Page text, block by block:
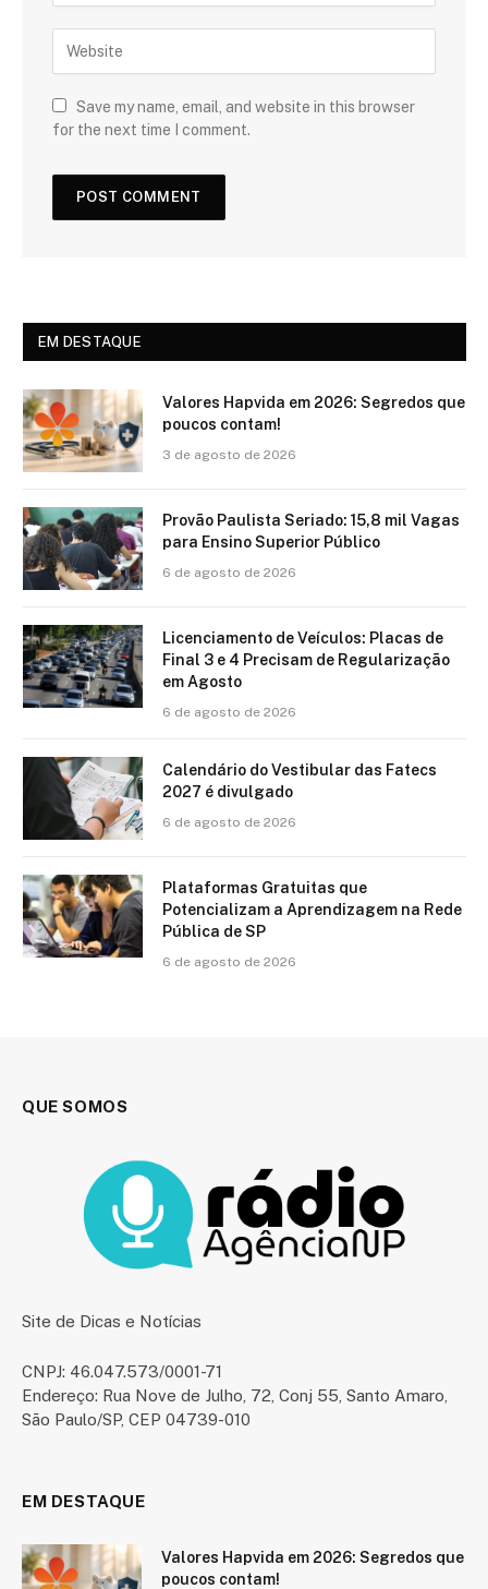
Save my name, email, and website in this browser
for the next time I comment.
EM DESTAQUE
Valores Hapvida em 2026: Segredos que
poucos contam!
3 de agosto de 2026
Provão Paulista Seriado: 15,8 mil Vagas
para Ensino Superior Público
6 de agosto de 2026
Licenciamento de Veículos: Placas de
Final 3 e 4 Precisam de Regularização
em Agosto
6 de agosto de 2026
Calendário do Vestibular das Fatecs
2027 é divulgado
6 de agosto de 2026
Plataformas Gratuitas que
Potencializam a Aprendizagem na Rede
Pública de SP
6 de agosto de 2026
QUE SOMOS
Site de Dicas e Notícias
CNPJ: 46.047.573/0001-71
Endereço: Rua Nove de Julho, 72, Conj 55, Santo Amaro,
São Paulo/SP, CEP 04739-010
EM DESTAQUE
Valores Hapvida em 2026: Segredos que
poucos contam!